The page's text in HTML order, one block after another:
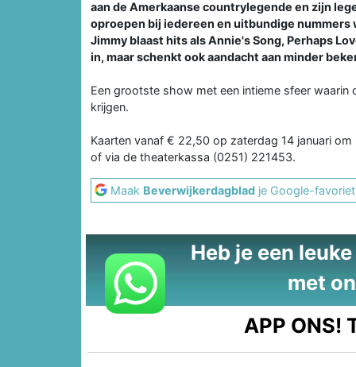
aan de Amerkaanse countrylegende en zijn
oproepen bij iedereen en uitbundige
Jimmy blaast hits als Annie's Song, Perhaps
in, maar schenkt ook aandacht aan minder
Een grootste show met een intieme sfeer waarin
krijgen.
Kaarten vanaf € 22,50 op zaterdag 14 januari om
of via de theaterkassa (0251) 221453.
Maak Beverwijkerdagblad je Google-favoriet
Heb je een
met
APP ONS!